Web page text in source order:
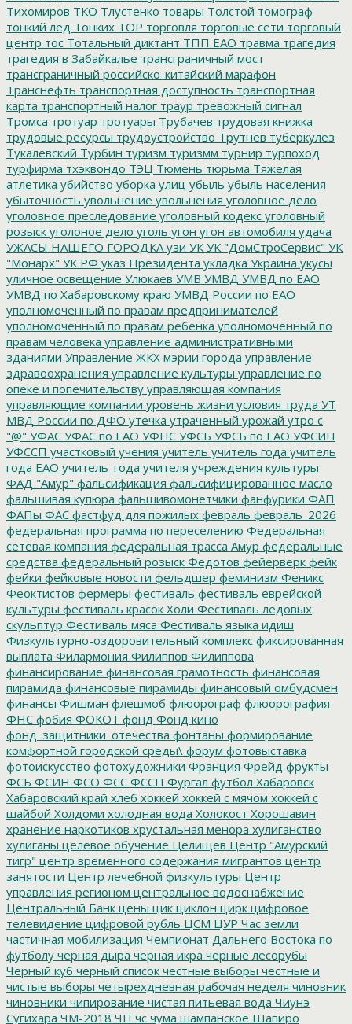
Тихомиров ТКО Тлустенко товары Толстой томограф
тонкий лед Тонких ТОР торговля торговые сети торговый
центр тос Тотальный диктант ТПП ЕАО травма трагедия
трагедия в Забайкалье трансграничный мост
трансграничный российско-китайский марафон
Транснефть транспортная доступность транспортная
карта транспортный налог траур тревожный сигнал
Тромса тротуар тротуары Трубачев трудовая книжка
трудовые ресурсы трудоустройство Трутнев туберкулез
Тукалевский Турбин туризм туризмм турнир турпоход
турфирма тхэквондо ТЭЦ Тюмень тюрьма Тяжелая
атлетика убийство уборка улиц убыль убыль населения
убыточность увольнение увольнения уголовное дело
уголовное преследование уголовный кодекс уголовный
розыск уголоное дело уголь угон угон автомобиля удача
УЖАСЫ НАШЕГО ГОРОДКА узи УК УК "ДомСтроСервис" УК
"Монарх" УК РФ указ Президента укладка Украина укусы
уличное освещение Улюкаев УМВ УМВД УМВД по ЕАО
УМВД по Хабаровскому краю УМВД России по ЕАО
уполномоченный по правам предпринимателей
уполномоченный по правам ребенка уполномоченный по
правам человека управление административными
зданиями Управление ЖКХ мэрии города управление
здравоохранения управление культуры управление по
опеке и попечительству управляющая компания
управляющие компании уровень жизни условия труда УТ
МВД России по ДФО утечка утраченный урожай утро с
"@" УФАС УФАС по ЕАО УФНС УФСБ УФСБ по ЕАО УФСИН
УФССП участковый учения учитель учитель года учитель
года ЕАО учитель_года учителя учреждения культуры
ФАД "Амур" фальсификация фальсифицированное масло
фальшивая купюра фальшивомонетчики фанфурики ФАП
ФАПы ФАС фастфуд для пожилых февраль февраль_2026
федеральная программа по переселению Федеральная
сетевая компания федеральная трасса Амур федеральные
средства федеральный розыск Федотов фейерверк фейк
фейки фейковые новости фельдшер феминизм Феникс
Феоктистов фермеры фестиваль фестиваль еврейской
культуры фестиваль красок Холи Фестиваль ледовых
скульптур Фестиваль мяса Фестиваль языка идиш
Физкультурно-оздоровительный комплекс фиксированная
выплата Филармония Филиппов Филиппова
финансирование финансовая грамотность финансовая
пирамида финансовые пирамиды финансовый омбудсмен
финансы Фишман флешмоб флюорограф флюорография
ФНС фобия ФОКОТ фонд Фонд кино
фонд_защитники_отечества фонтаны формирование
комфортной городской среды\ форум фотовыставка
фотоискусство фотохудожники Франция Фрейд фрукты
ФСБ ФСИН ФСО ФСС ФССП Фургал футбол Хабаровск
Хабаровский край хлеб хоккей хоккей с мячом хоккей с
шайбой Холдоми холодная вода Холокост Хорошавин
хранение наркотиков хрустальная менора хулиганство
хулиганы целевое обучение Целищев Центр "Амурский
тигр" центр временного содержания мигрантов центр
занятости Центр лечебной физкультуры Центр
управления регионом центральное водоснабжение
Центральный Банк цены цик циклон цирк цифровое
телевидение цифровой рубль ЦСМ ЦУР Час земли
частичная мобилизация Чемпионат Дальнего Востока по
футболу черная дыра черная икра черные лесорубы
Черный куб черный список честные выборы честные и
чистые выборы четырехдневная рабочая неделя чиновник
чиновники чипирование чистая питьевая вода Чиунэ
Сугихара ЧМ-2018 ЧП чс чума шампанское Шапиро